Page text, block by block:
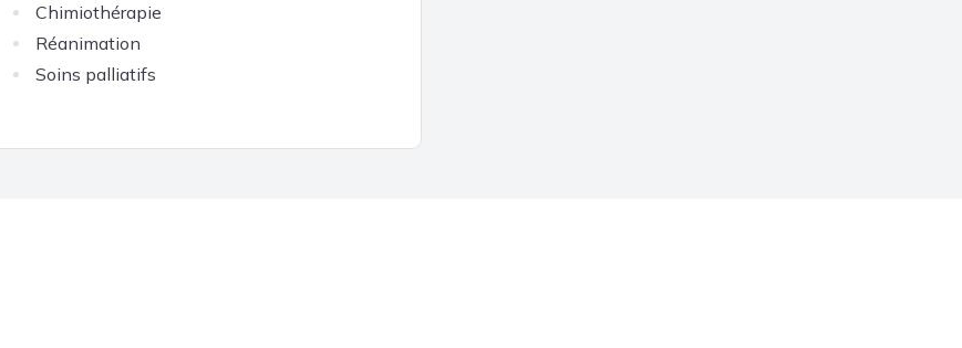
Chimiothérapie
Réanimation
Soins palliatifs